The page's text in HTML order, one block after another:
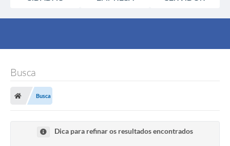
Busca
Busca
Dica para refinar os resultados encontrados